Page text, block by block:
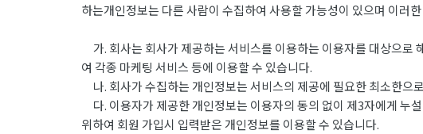
하는개인정보는 다른 사람이 수집하여 사용할 가능성이 있으며 이러
가. 회사는 회사가 제공하는 서비스를 이용하는 이용자를 대상으로
여 각종 마케팅 서비스 등에 이용할 수 있습니다.
나. 회사가 수집하는 개인정보는 서비스의 제공에 필요한 최소한으
다. 이용자가 제공한 개인정보는 이용자의 동의 없이 제3자에게 누
위하여 회원 가입시 입력받은 개인정보를 이용할 수 있습니다.